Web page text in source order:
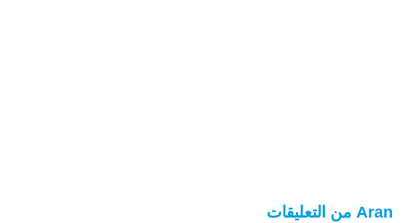
Aran من التعليقات